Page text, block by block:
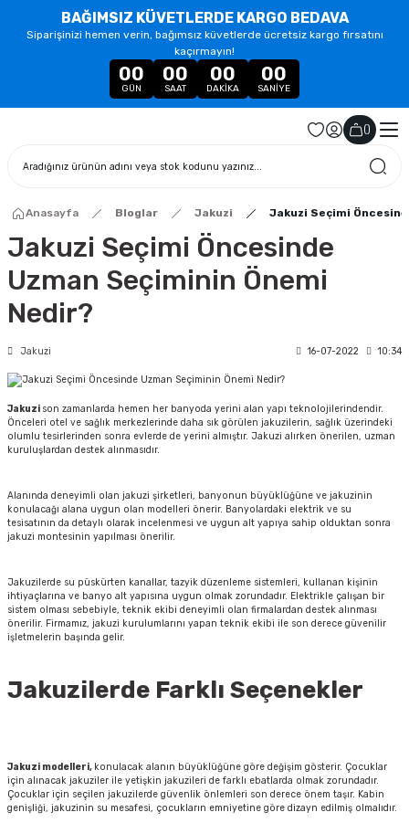
BAĞIMSIZ KÜVETLERDE KARGO BEDAVA
Siparişinizi hemen verin, bağımsız küvetlerde ücretsiz kargo fırsatını
kaçırmayın!
00
GÜN
00
SAAT
00
DAKIKA
00
SANIYE
()
Anasayfa Bloglar Jakuzi Jakuzi Seçimi
Jakuzi Seçimi Öncesinde
Uzman Seçiminin Önemi
Nedir?
Jakuzi 16-07-2022 10:34
Jakuzi son zamanlarda hemen her banyoda yerini alan yapı teknolojilerindendir.
Önceleri otel ve sağlık merkezlerinde daha sık görülen jakuzilerin, sağlık üzerindeki
olumlu tesirlerinden sonra evlerde de yerini almıştır. Jakuzi alırken önerilen, uzman
kuruluşlardan destek alınmasıdır.
Alanında deneyimli olan jakuzi şirketleri, banyonun büyüklüğüne ve jakuzinin
konulacağı alana uygun olan modelleri önerir. Banyolardaki elektrik ve su
tesisatının da detaylı olarak incelenmesi ve uygun alt yapıya sahip olduktan sonra
jakuzi montesinin yapılması önerilir.
Jakuzilerde su püskürten kanallar, tazyik düzenleme sistemleri, kullanan kişinin
ihtiyaçlarına ve banyo alt yapısına uygun olmak zorundadır. Elektrikle çalışan bir
sistem olması sebebiyle, teknik ekibi deneyimli olan firmalardan destek alınması
önerilir. Firmamız, jakuzi kurulumlarını yapan teknik ekibi ile son derece güvenilir
işletmelerin başında gelir.
Jakuzilerde Farklı Seçenekler
Jakuzi modelleri, konulacak alanın büyüklüğüne göre değişim gösterir. Çocuklar
için alınacak jakuziler ile yetişkin jakuzileri de farklı ebatlarda olmak zorundadır.
Çocuklar için seçilen jakuzilerde güvenlik önlemleri son derece önem taşır. Kabin
genişliği, jakuzinin su mesafesi, çocukların emniyetine göre dizayn edilmiş olmalıdır.